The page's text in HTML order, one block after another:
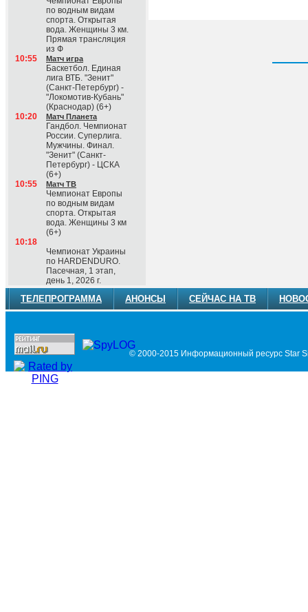
по водным видам
спорта. Открытая
вода. Женщины 3 км.
Прямая трансляция
из Ф
10:55
Матч игра
Баскетбол. Единая
лига ВТБ. "Зенит"
(Санкт-Петербург) -
"Локомотив-Кубань"
(Краснодар) (6+)
10:20
Матч Планета
Гандбол. Чемпионат
России. Суперлига.
Мужчины. Финал.
"Зенит" (Санкт-
Петербург) - ЦСКА
(6+)
10:55
Матч ТВ
Чемпионат Европы
по водным видам
спорта. Открытая
вода. Женщины 3 км
(6+)
10:18
Чемпионат Украины
по HARDENDURO.
Пасечная, 1 этап,
день 1, 2026 г.
ТЕЛЕПРОГРАММА АНОНСЫ СЕЙЧАС НА ТВ
© 2000-2015 Информационный ресурс Star